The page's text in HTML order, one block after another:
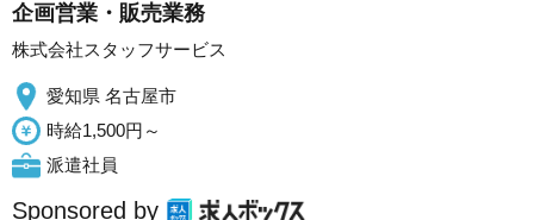
企画営業・販売業務
株式会社スタッフサービス
愛知県 名古屋市
時給1,500円～
派遣社員
Sponsored by